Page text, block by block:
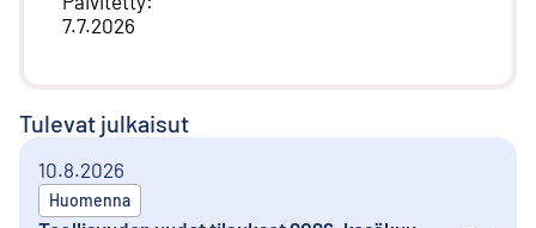
7.7.2026
Tulevat julkaisut
10.8.2026
Huomenna